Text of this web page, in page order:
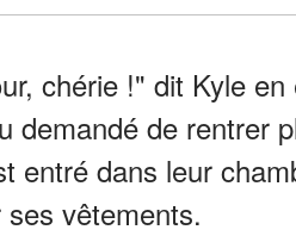
chérie !" dit Kyle
demandé de rentrer
entré dans leur
ses vêtements.